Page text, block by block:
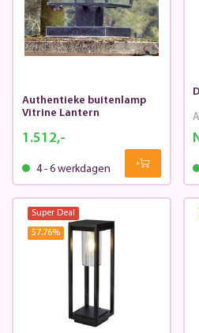
Authentieke buitenlamp
Vitrine Lantern
1.512,-
4 - 6 werkdagen
Super Deal
57.76%